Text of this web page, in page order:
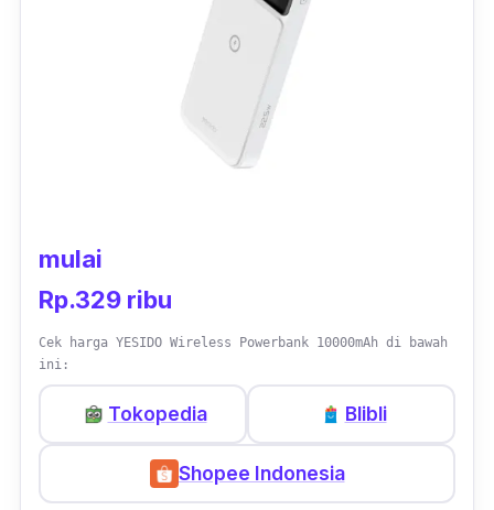
mulai
Rp.329 ribu
Cek harga YESIDO Wireless Powerbank 10000mAh di bawah
ini:
Tokopedia Blibli
Shopee Indonesia